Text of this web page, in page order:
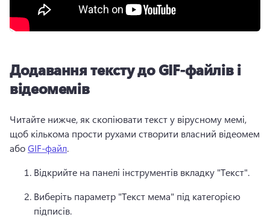
Додавання тексту до GIF-файлів і
відеомемів
Читайте нижче, як скопіювати текст у вірусному мемі,
щоб кількома прости рухами створити власний відеомем
або GIF-файл.
Відкрийте на панелі інструментів вкладку "Текст".
Виберіть параметр "Текст мема" під категорією
підписів.